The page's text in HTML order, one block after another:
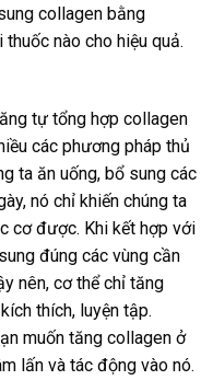
collagen bằng
nào cho hiệu quả.
tự tổng hợp collagen
các phương pháp thủ
ta ăn uống, bổ sung các
nó chỉ khiến chúng ta
cơ được. Khi kết hợp với
đúng các vùng cần
nên, cơ thể chỉ tăng
thích, luyện tập.
muốn tăng collagen ở
lấn và tác động vào nó.